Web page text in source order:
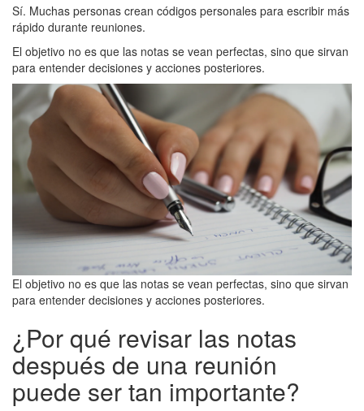
Sí. Muchas personas crean códigos personales para escribir más
rápido durante reuniones.
El objetivo no es que las notas se vean perfectas, sino que sirvan
para entender decisiones y acciones posteriores.
El objetivo no es que las notas se vean perfectas, sino que sirvan
para entender decisiones y acciones posteriores.
¿Por qué revisar las notas
después de una reunión
puede ser tan importante?